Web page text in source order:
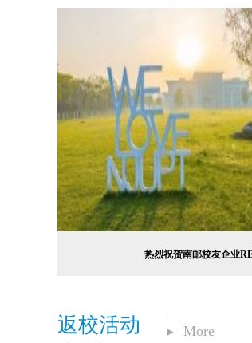
热烈祝贺南邮校友企业
返校活动 More